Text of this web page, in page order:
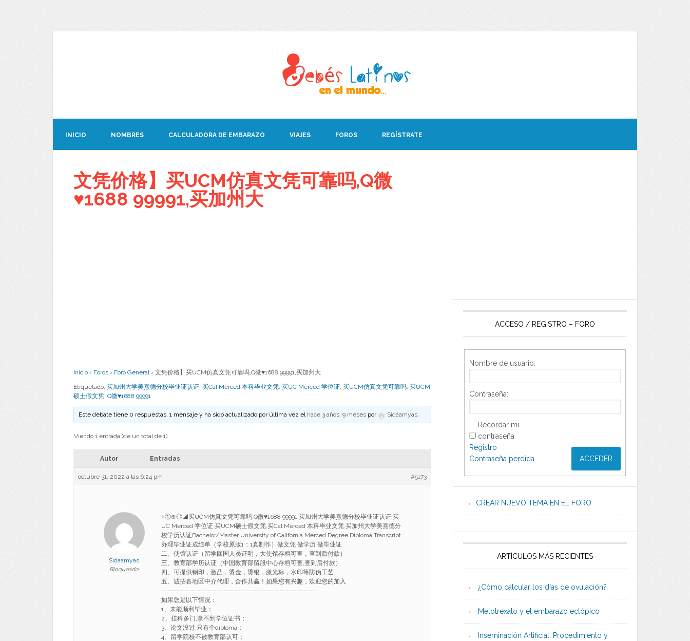
INICIO NOMBRES CALCULADORA DE EMBARAZO VIAJES FOROS REGÍSTRATE
文凭价格】买UCM仿真文凭可靠吗,Q微
♥1688 99991,买加州大
Inicio › Foros › Foro General › 文凭价格】买UCM仿真文凭可靠吗,Q微♥1688 99991,买加州大
Etiquetado: 买加州大学美熹德分校毕业证认证, 买Cal Merced 本科毕业文凭, 买UC Merced 学位证, 买UCM仿真文凭可靠吗, 买UCM
硕士假文凭, Q微♥1688 99991
Este debate tiene 0 respuestas, 1 mensaje y ha sido actualizado por última vez el hace 3 años, 9 meses por Sidaamyas.
Viendo 1 entrada (de un total de 1)
Autor Entradas
octubre 31, 2022 a las 6:24 pm #5173
Sidaamyas
Bloqueado
○①⊕◎◢买UCM仿真文凭可靠吗,Q微♥1688 99991,买加州大学美熹德分校毕业证认证,买
UC Merced 学位证,买UCM硕士假文凭,买Cal Merced 本科毕业文凭,买加州大学美熹德分
校学历认证Bachelor/Master University of California Merced Degree Diploma Transcript
办理毕业证成绩单（学校原版1：1真制作）做文凭 做学历 做毕业证
二、使馆认证（留学回国人员证明，大使馆存档可查，查到后付款）
三、教育部学历认证（中国教育部留服中心存档可查,查到后付款）
四、可提供钢印，激凸，烫金，烫银，激光标，水印等防伪工艺
五、诚招各地区中介代理，合作共赢！如果您有兴趣，欢迎您的加入
———————————————————————————-
如果您是以下情况：
1、未能顺利毕业；
2、挂科多门,拿不到学位证书；
3、论文没过,只有个diploma；
4、留学院校不被教育部认可；
ACCESO / REGISTRO – FORO
Nombre de usuario:
Contraseña:
Recordar mi
contraseña
ACCEDER
Registro
Contraseña perdida
CREAR NUEVO TEMA EN EL FORO
ARTÍCULOS MÁS RECIENTES
¿Cómo calcular los días de ovulación?
Metotrexato y el embarazo ectópico
Inseminación Artificial: Procedimiento y